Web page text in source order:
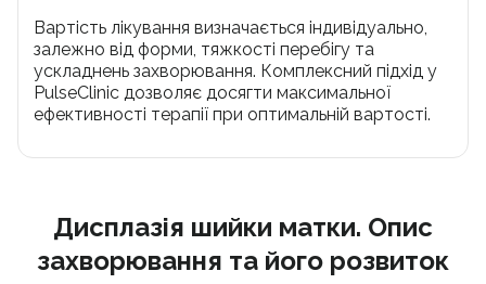
Вартість лікування визначається індивідуально,
залежно від форми, тяжкості перебігу та
ускладнень захворювання. Комплексний підхід у
PulseClinic дозволяє досягти максимальної
ефективності терапії при оптимальній вартості.
Дисплазія шийки матки. Опис
захворювання та його розвиток